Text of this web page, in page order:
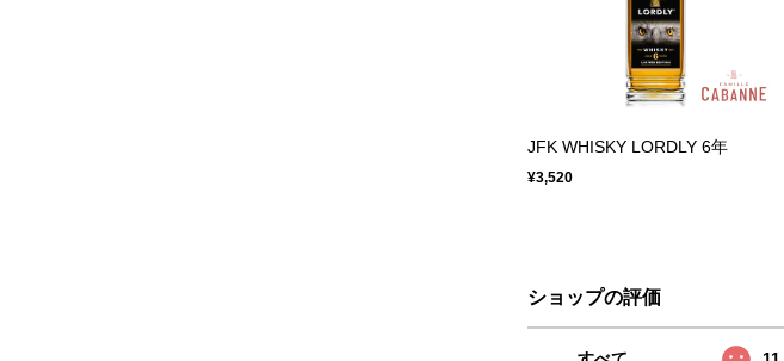
JFK WHISKY LORDLY 6年
¥3,520
ショップの評価